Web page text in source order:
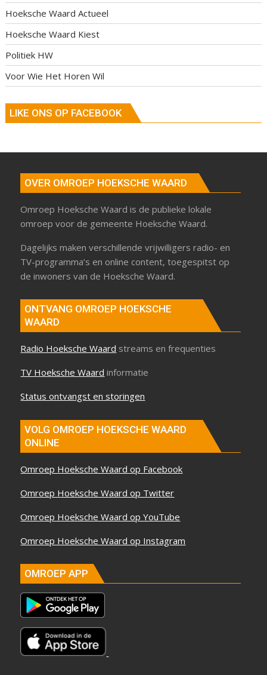
Hoeksche Waard Actueel
Hoeksche Waard Kiest
Politiek HW
Voor Wie Het Horen Wil
LIKE ONS OP FACEBOOK
OVER OMROEP HOEKSCHE WAARD
Omroep Hoeksche Waard is de publieke lokale
omroep voor de gemeente Hoeksche Waard.
Dagelijks maken verschillende vrijwilligers radio- en
TV-programma’s en online content, toegespitst op
de inwoners van de Hoeksche Waard.
ONTVANG OMROEP HOEKSCHE
WAARD
Radio Hoeksche Waard streams en frequenties
TV Hoeksche Waard informatie
Status ontvangst en storingen
VOLG OMROEP HOEKSCHE WAARD
ONLINE
Omroep Hoeksche Waard op Facebook
Omroep Hoeksche Waard op Twitter
Omroep Hoeksche Waard op YouTube
Omroep Hoeksche Waard op Instagram
OMROEP APP